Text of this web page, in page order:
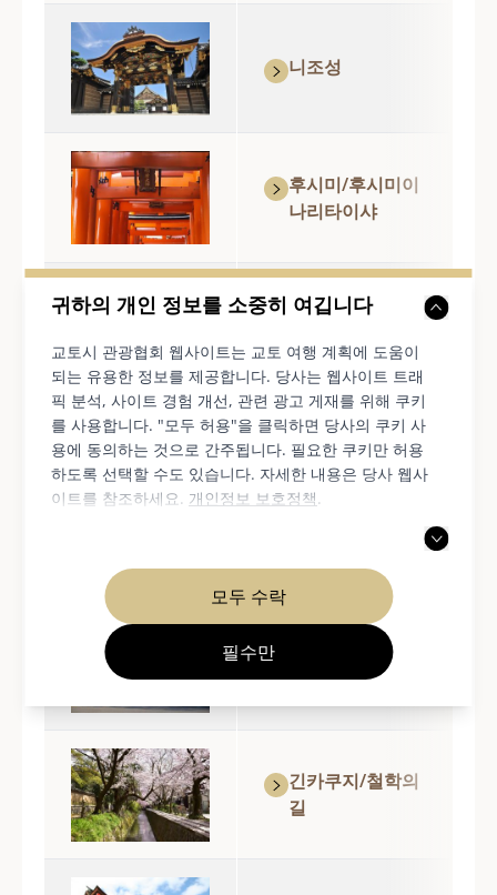
귀하의 개인 정보를 소중히 여깁니다
교토시 관광협회 웹사이트는 교토 여행 계획에 도움이
되는 유용한 정보를 제공합니다. 당사는 웹사이트 트래
픽 분석, 사이트 경험 개선, 관련 광고 게재를 위해 쿠키
를 사용합니다. "모두 허용"을 클릭하면 당사의 쿠키 사
용에 동의하는 것으로 간주됩니다. 필요한 쿠키만 허용
하도록 선택할 수도 있습니다. 자세한 내용은 당사 웹사
이트를 참조하세요. 개인정보 보호정책.
모두 수락
필수만
니조성
후시미/후시미이
나리타이샤
킨카쿠지/기누가
긴카쿠지/철학의
길